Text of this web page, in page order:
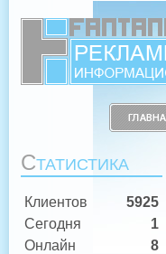
СТАТИСТИКА
Клиентов
5925
Сегодня
1
Онлайн
8